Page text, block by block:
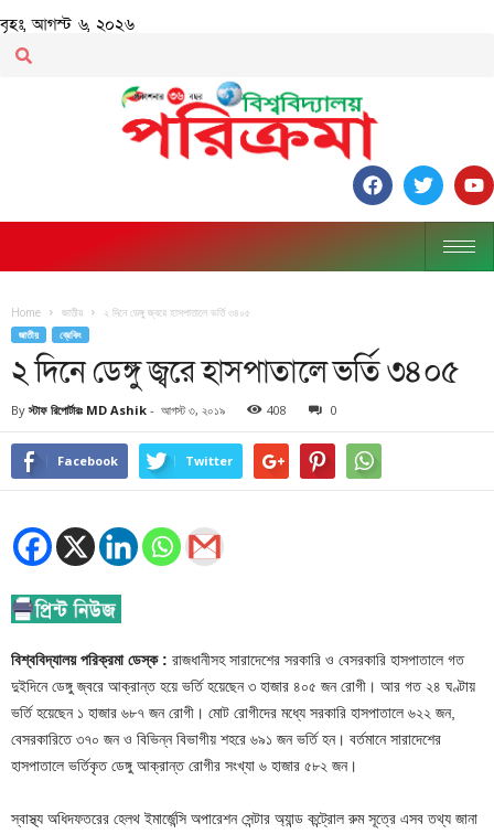
বৃহঃ, আগস্ট ৬, ২০২৬
Home জাতীয় ২ দিনে ডেঙ্গু জ্বরে হাসপাতালে ভর্তি ৩৪০৫
জাতীয় ব্রেকিং
২ দিনে ডেঙ্গু জ্বরে হাসপাতালে ভর্তি ৩৪০৫
By স্টাফ রিপোর্টারঃ MD Ashik - আগস্ট ৩, ২০১৯ 408 0
Facebook Twitter
বিশ্ববিদ্যালয় পরিক্রমা ডেস্ক : রাজধানীসহ সারাদেশের সরকারি ও বেসরকারি হাসপাতালে গত
দুইদিনে ডেঙ্গু জ্বরে আক্রান্ত হয়ে ভর্তি হয়েছেন ৩ হাজার ৪০৫ জন রোগী। আর গত ২৪ ঘণ্টায়
ভর্তি হয়েছেন ১ হাজার ৬৮৭ জন রোগী। মোট রোগীদের মধ্যে সরকারি হাসপাতালে ৬২২ জন,
বেসরকারিতে ৩৭০ জন ও বিভিন্ন বিভাগীয় শহরে ৬৯১ জন ভর্তি হন। বর্তমানে সারাদেশের
হাসপাতালে ভর্তিকৃত ডেঙ্গু আক্রান্ত রোগীর সংখ্যা ৬ হাজার ৫৮২ জন।
স্বাস্থ্য অধিদফতরের হেলথ ইমার্জেন্সি অপারেশন সেন্টার অ্যান্ড কন্ট্রোল রুম সূত্রে এসব তথ্য জানা